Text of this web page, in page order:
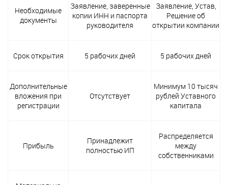
Необходимые
документы
Заявление, заверенные
копии ИНН и паспорта
руководителя
Заявление, Устав,
Решение об
открытии компании
Срок открытия 5 рабочих дней 5 рабочих дней
Дополнительные
вложения при
регистрации
Отсутствует
Минимум 10 тысяч
рублей Уставного
капитала
Прибыль
Принадлежит
полностью ИП
Распределяется
между
собственниками